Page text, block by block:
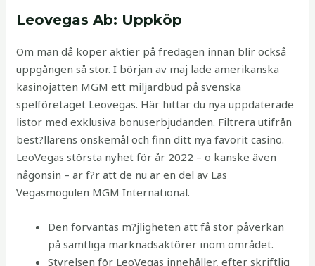
Leovegas Ab: Uppköp
Om man då köper aktier på fredagen innan blir också
uppgången så stor. I början av maj lade amerikanska
kasinojätten MGM ett miljardbud på svenska
spelföretaget Leovegas. Här hittar du nya uppdaterade
listor med exklusiva bonuserbjudanden. Filtrera utifrån
best?llarens önskemål och finn ditt nya favorit casino.
LeoVegas största nyhet för år 2022 – o kanske även
någonsin – är f?r att de nu är en del av Las
Vegasmogulen MGM International.
Den förväntas m?jligheten att få stor påverkan
på samtliga marknadsaktörer inom området.
Styrelsen för LeoVegas innehåller, efter skriftlig